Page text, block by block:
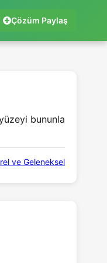
Çözüm Paylaş
bununla
ve Geleneksel